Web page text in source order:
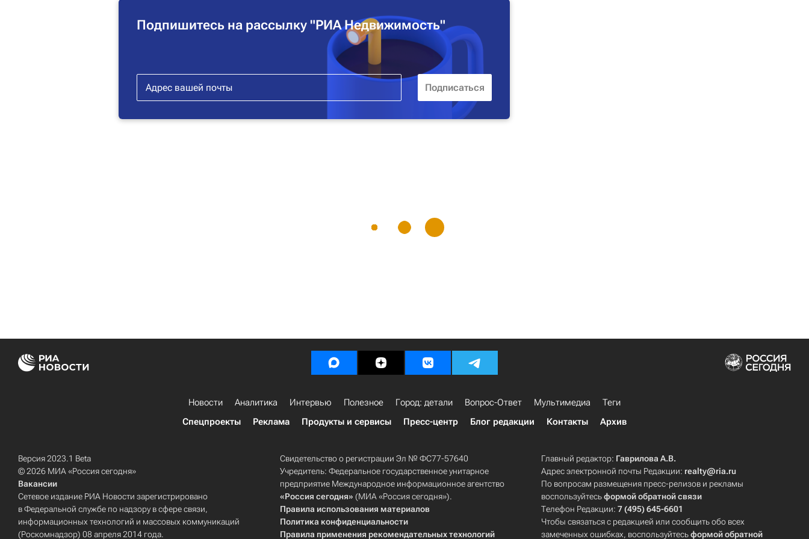
Подпишитесь на рассылку "РИА Недвижимость"
Новости Аналитика Интервью Полезное Город: детали Вопрос-Ответ Мультимедиа
Теги
Спецпроекты
Реклама Продукты и сервисы Пресс-центр Блог редакции Контакты Архив
Версия 2023.1 Beta
© 2026 МИА «Россия сегодня»
Вакансии
Сетевое издание РИА Новости зарегистрировано
в Федеральной службе по надзору в сфере связи,
информационных технологий и массовых коммуникаций
(Роскомнадзор) 08 апреля 2014 года.
Свидетельство о регистрации Эл № ФС77-57640
Учредитель: Федеральное государственное унитарное
предприятие Международное информационное агентство
«Россия сегодня» (МИА «Россия сегодня»).
Правила использования материалов
Политика конфиденциальности
Правила применения рекомендательных технологий
Главный редактор: Гаврилова А.В.
Адрес электронной почты Редакции: realty@ria.ru
По вопросам размещения пресс-релизов и рекламы
воспользуйтесьформой обратной связи
Телефон Редакции:7 (495) 645-6601
Чтобы связаться с редакцией или сообщить обо всех
замеченных ошибках, воспользуйтесьформой обратной